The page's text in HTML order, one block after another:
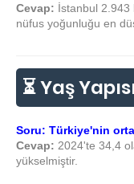
Cevap: İstanbul 2.943
nüfus yoğunluğu en
⏳ Yaş
Soru: Türkiye'nin
Cevap: 2024'te 34,4
yükselmiştir.